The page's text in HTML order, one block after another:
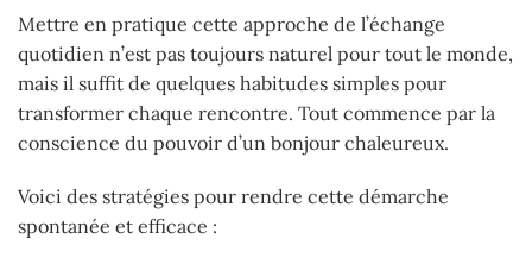
Mettre en pratique cette approche de l’échange
quotidien n’est pas toujours naturel pour tout le monde,
mais il suffit de quelques habitudes simples pour
transformer chaque rencontre. Tout commence par la
conscience du pouvoir d’un bonjour chaleureux.
Voici des stratégies pour rendre cette démarche
spontanée et efficace :